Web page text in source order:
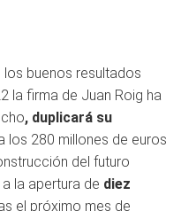
buenos resultados
la firma de Juan Roig ha
, duplicará su
los 280 millones de euros
del futuro
la apertura de diez
el próximo mes de